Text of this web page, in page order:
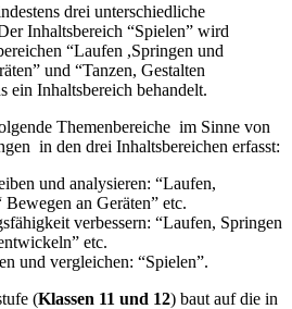
drei unterschiedliche
Inhaltsbereich “Spielen” wird
“Laufen ,Springen und
und “Tanzen, Gestalten
ein Inhaltsbereich behandelt.
Themenbereiche im Sinne von
in den drei Inhaltsbereichen erfasst:
und analysieren: “Laufen,
an Geräten” etc.
verbessern: “Laufen, Springen
etc.
und vergleichen: “Spielen”.
(Klassen 11 und 12) baut auf die in